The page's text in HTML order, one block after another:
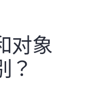
对象
？